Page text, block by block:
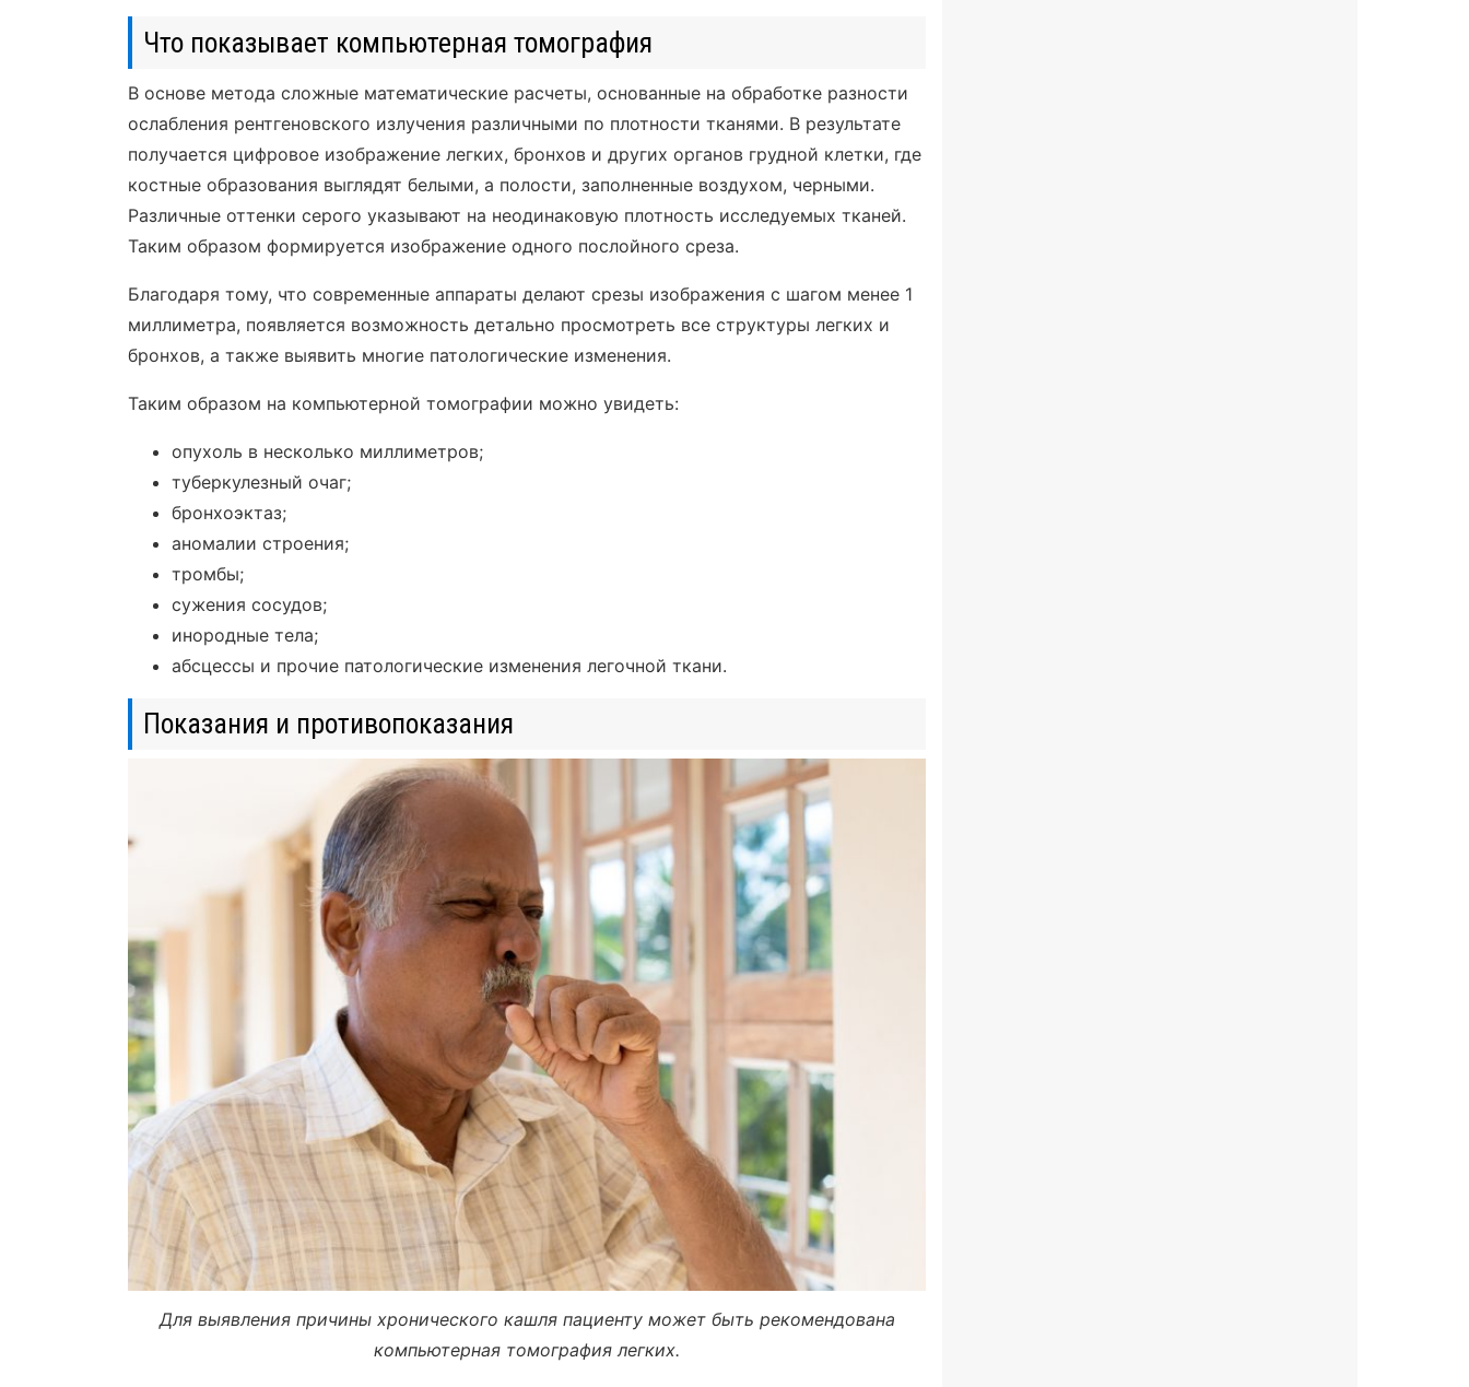
Что показывает компьютерная томография
В основе метода сложные математические расчеты, основанные на обработке разности
ослабления рентгеновского излучения различными по плотности тканями. В результате
получается цифровое изображение легких, бронхов и других органов грудной клетки, где
костные образования выглядят белыми, а полости, заполненные воздухом, черными.
Различные оттенки серого указывают на неодинаковую плотность исследуемых тканей.
Таким образом формируется изображение одного послойного среза.
Благодаря тому, что современные аппараты делают срезы изображения с шагом менее 1
миллиметра, появляется возможность детально просмотреть все структуры легких и
бронхов, а также выявить многие патологические изменения.
Таким образом на компьютерной томографии можно увидеть:
опухоль в несколько миллиметров;
туберкулезный очаг;
бронхоэктаз;
аномалии строения;
тромбы;
сужения сосудов;
инородные тела;
абсцессы и прочие патологические изменения легочной ткани.
Показания и противопоказания
Для выявления причины хронического кашля пациенту может быть рекомендована
компьютерная томография легких.